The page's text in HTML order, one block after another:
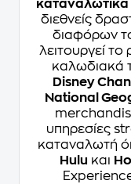
καταναλωτικά
διεθνείς
διαφόρων
λειτουργεί το
καλωδιακά
Disney
National
υπηρεσίες
καταναλωτή
Hulu και